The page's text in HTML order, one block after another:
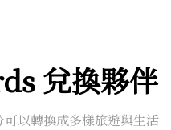
兌換夥伴
以轉換成多樣旅遊與生活